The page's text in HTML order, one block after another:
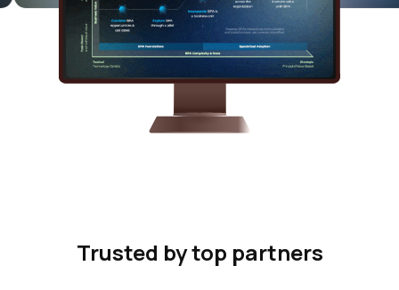
Trusted by top partners